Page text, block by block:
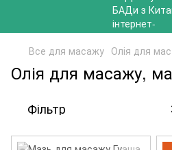
Все для масажу Олія для
Олія для масажу,
Фільтр